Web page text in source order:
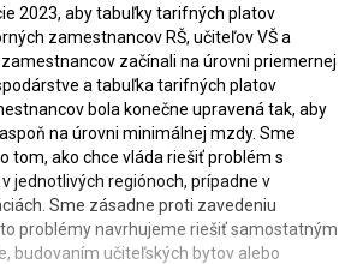
2023, aby tabuľky tarifných platov
zamestnancov RŠ, učiteľov VŠ a
začínali na úrovni priemernej
a tabuľka tarifných platov
bola konečne upravená tak, aby
na úrovni minimálnej mzdy. Sme
tom, ako chce vláda riešiť problém s
jednotlivých regiónoch, prípadne v
Sme zásadne proti zavedeniu
problémy navrhujeme riešiť samostatným
budovaním učiteľských bytov alebo